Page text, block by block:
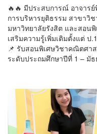
🔥🔥 มีประสบการณ์ อาจาร
การบริหารยุติธรรม สาขาวิ
มหาวิทยาลัยรังสิต และสอน
เสริมความรู้เพิ่มเติมตั้งแต่ ป
📌 รับสอนพิเศษวิชาคณิตศา
ระดับประถมศึกษาปีที่ 1 – มั